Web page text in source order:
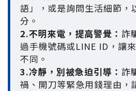
語」，或是詢問生活細節，
分。
2.不明來電，提高警覺： 詐
過手機號碼或LINE ID，讓
不同。
3.冷靜，別被急迫引導： 詐
禍、開刀等緊急用錢理由，